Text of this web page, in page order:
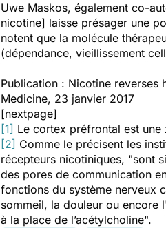
Uwe Maskos, également co-
nicotine] laisse présager une
notent que la molécule
(dépendance, vieillissement
Publication : Nicotine reverses
Medicine, 23 janvier 2017
[nextpage]
[1] Le cortex préfrontal est
[2] Comme le précisent les
récepteurs nicotiniques, "sont
des pores de communication
fonctions du système nerveux
sommeil, la douleur ou encore
à la place de l’acétylcholine".